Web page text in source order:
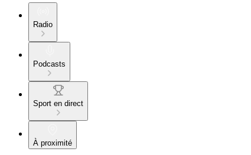
Radio
Podcasts
Sport en direct
À proximité